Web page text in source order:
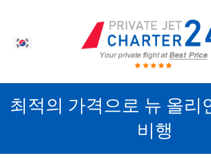
최적의 가격으로 뉴 올리
비행